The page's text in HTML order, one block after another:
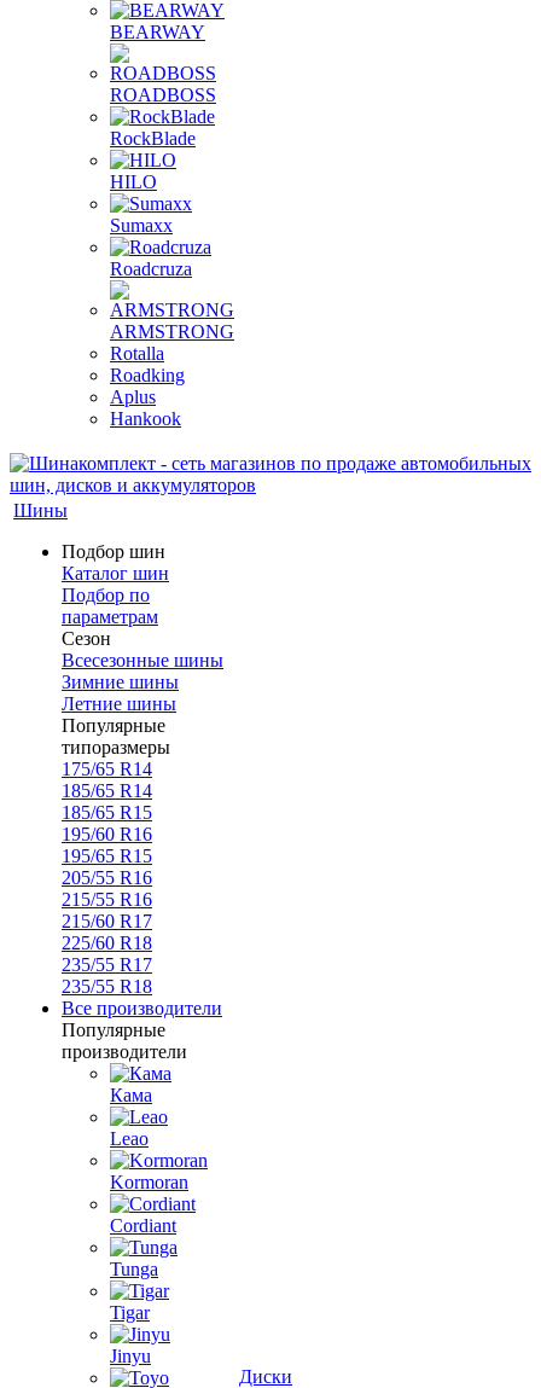
BEARWAY
ROADBOSS
RockBlade
HILO
Sumaxx
Roadcruza
ARMSTRONG
Rotalla
Roadking
Aplus
Hankook
Шины
Подбор шин
Каталог шин
Подбор по
параметрам
Сезон
Всесезонные шины
Зимние шины
Летние шины
Популярные
типоразмеры
175/65 R14
185/65 R14
185/65 R15
195/60 R16
195/65 R15
205/55 R16
215/55 R16
215/60 R17
225/60 R18
235/55 R17
235/55 R18
Все производители
Популярные
производители
Кама
Leao
Kormoran
Cordiant
Tunga
Tigar
Jinyu
Диски